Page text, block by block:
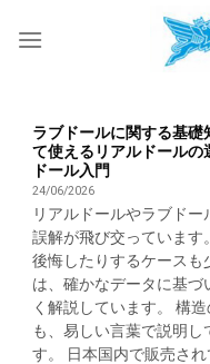
ラブドールに関する基礎
て使えるリアルドール
ドール入門
24/06/2026
リアルドールやラブド
誤解が飛び交っています
後悔したりするケースも
は、確かなデータに基
く解説しています。 構
も、易しい言葉で説明
す。 日本国内で販売さ